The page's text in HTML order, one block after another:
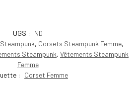
UGS :
ND
, Corsets Steampunk Femme,
Steampunk, Vêtements Steampunk
Femme
:
Corset Femme